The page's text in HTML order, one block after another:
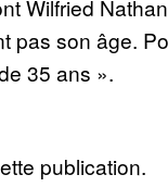
Wilfried
pas son âge.
35 ans ».
publication.